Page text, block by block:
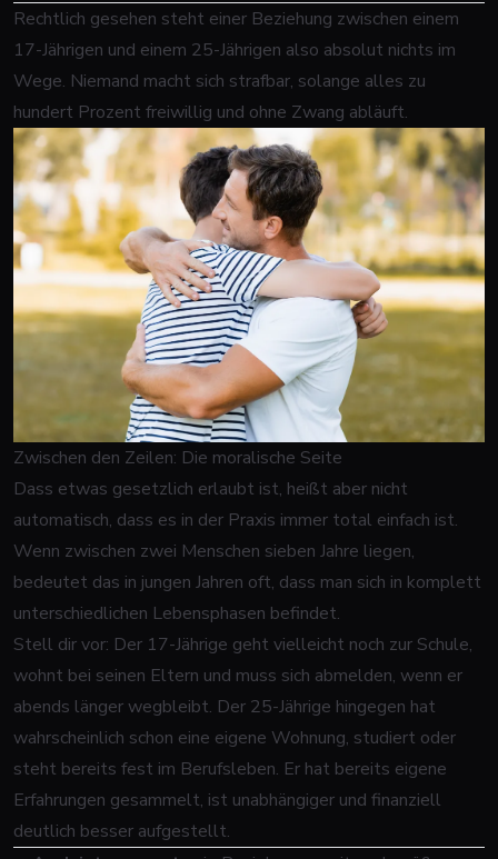
Rechtlich gesehen steht einer Beziehung zwischen einem
17-Jährigen und einem 25-Jährigen also absolut nichts im
Wege. Niemand macht sich strafbar, solange alles zu
hundert Prozent freiwillig und ohne Zwang abläuft.
Zwischen den Zeilen: Die moralische Seite
Dass etwas gesetzlich erlaubt ist, heißt aber nicht
automatisch, dass es in der Praxis immer total einfach ist.
Wenn zwischen zwei Menschen sieben Jahre liegen,
bedeutet das in jungen Jahren oft, dass man sich in komplett
unterschiedlichen Lebensphasen befindet.
Stell dir vor: Der 17-Jährige geht vielleicht noch zur Schule,
wohnt bei seinen Eltern und muss sich abmelden, wenn er
abends länger wegbleibt. Der 25-Jährige hingegen hat
wahrscheinlich schon eine eigene Wohnung, studiert oder
steht bereits fest im Berufsleben. Er hat bereits eigene
Erfahrungen gesammelt, ist unabhängiger und finanziell
deutlich besser aufgestellt.